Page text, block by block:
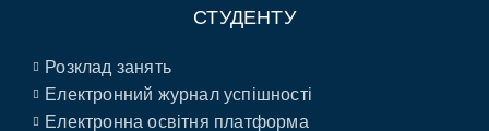
СТУДЕНТУ
Розклад занять
Електронний журнал успішності
Електронна освітня платформа